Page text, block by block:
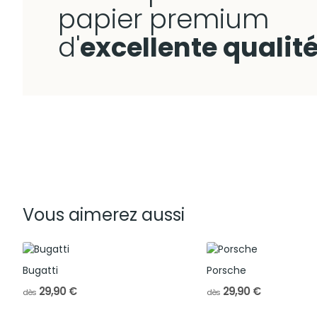
papier premium
d'excellente
Vous aimerez aussi
Bugatti
dès 29,90 €
Porsche
dès 29,90 €